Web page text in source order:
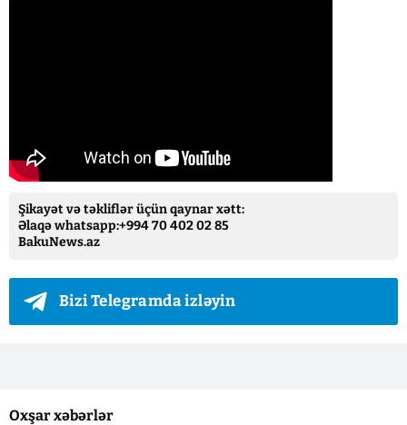
Şikayət və təkliflər üçün qaynar xətt:
Əlaqə whatsapp:+994 70 402 02 85
BakuNews.az
Bizi Telegramda izləyin
Oxşar xəbərlər